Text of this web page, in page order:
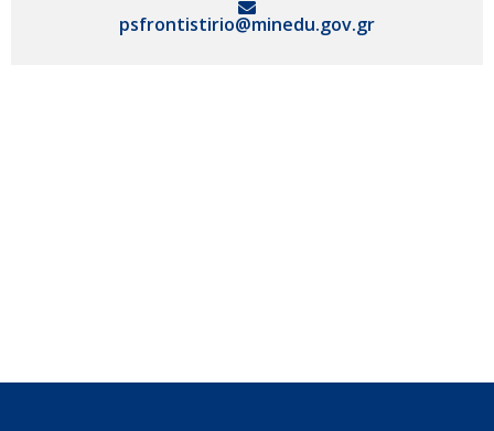
psfrontistirio@minedu.gov.gr